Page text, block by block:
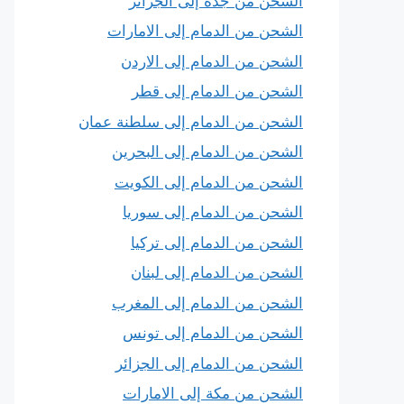
الشحن من الدمام إلى الامارات
الشحن من الدمام إلى الاردن
الشحن من الدمام إلى قطر
الشحن من الدمام إلى سلطنة عمان
الشحن من الدمام إلى البحرين
الشحن من الدمام إلى الكويت
الشحن من الدمام إلى سوريا
الشحن من الدمام إلى تركيا
الشحن من الدمام إلى لبنان
الشحن من الدمام إلى المغرب
الشحن من الدمام إلى تونس
الشحن من الدمام إلى الجزائر
الشحن من مكة إلى الامارات